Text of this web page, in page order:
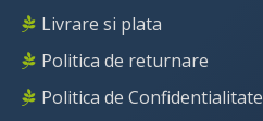
Livrare si plata
Politica de returnare
Politica de Confidentialitate